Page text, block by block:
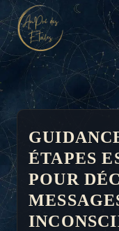
Aller
au
contenu
ÉTAPES
POUR